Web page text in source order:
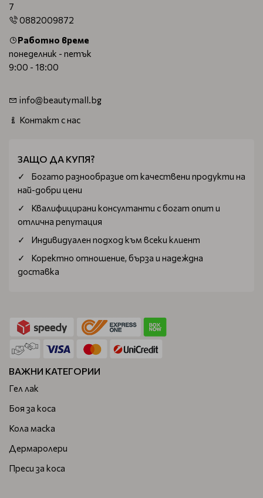
7
0882009872
Работно време
понеделник - петък
9:00 - 18:00
info@beautymall.bg
Контакт с нас
ЗАЩО ДА КУПЯ?
Богатo разнообразие от качествени продукти на
най-добри цени
Квалифицирани консултанти с богат опит и
отлична репутация
Индивидуален подход към всеки клиент
Коректно отношение, бърза и надеждна
доставка
ВАЖНИ КАТЕГОРИИ
Гел лак
Боя за коса
Кола маска
Дермаролери
Преси за коса